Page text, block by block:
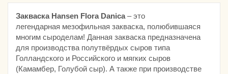
Закваска Hansen Flora Danica– это
легендарная мезофильная закваска, полюбившаяся
многим сыроделам! Данная закваска предназначена
для производства полутвёрдых сыров типа
Голландского и Российского и мягких сыров
(Камамбер, Голубой сыр). А также при производстве